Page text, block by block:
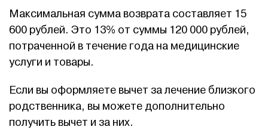
Максимальная сумма возврата составляет 15
600 рублей. Это 13% от суммы 120 000 рублей,
потраченной в течение года на медицинские
услуги и товары.
Если вы оформляете вычет за лечение близкого
родственника, вы можете дополнительно
получить вычет и за них.